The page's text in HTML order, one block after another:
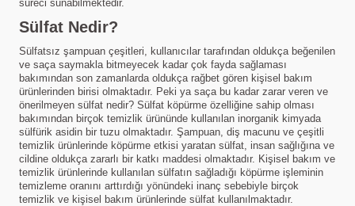
süreci sunabilmektedir.
Sülfat Nedir?
Sülfatsız şampuan çeşitleri, kullanıcılar tarafından oldukça beğenilen
ve saça saymakla bitmeyecek kadar çok fayda sağlaması
bakımından son zamanlarda oldukça rağbet gören kişisel bakım
ürünlerinden birisi olmaktadır. Peki ya saça bu kadar zarar veren ve
önerilmeyen sülfat nedir? Sülfat köpürme özelliğine sahip olması
bakımından birçok temizlik ürününde kullanılan inorganik kimyada
sülfürik asidin bir tuzu olmaktadır. Şampuan, diş macunu ve çeşitli
temizlik ürünlerinde köpürme etkisi yaratan sülfat, insan sağlığına ve
cildine oldukça zararlı bir katkı maddesi olmaktadır. Kişisel bakım ve
temizlik ürünlerinde kullanılan sülfatın sağladığı köpürme işleminin
temizleme oranını arttırdığı yönündeki inanç sebebiyle birçok
temizlik ve kişisel bakım ürünlerinde sülfat kullanılmaktadır.